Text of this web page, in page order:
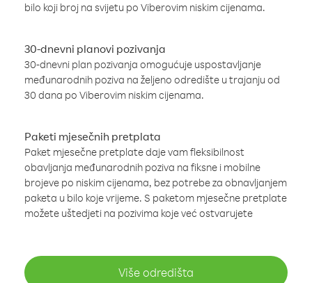
bilo koji broj na svijetu po Viberovim niskim cijenama.
30-dnevni planovi pozivanja
30-dnevni plan pozivanja omogućuje uspostavljanje
međunarodnih poziva na željeno odredište u trajanju od
30 dana po Viberovim niskim cijenama.
Paketi mjesečnih pretplata
Paket mjesečne pretplate daje vam fleksibilnost
obavljanja međunarodnih poziva na fiksne i mobilne
brojeve po niskim cijenama, bez potrebe za obnavljanjem
paketa u bilo koje vrijeme. S paketom mjesečne pretplate
možete uštedjeti na pozivima koje već ostvarujete
Više odredišta